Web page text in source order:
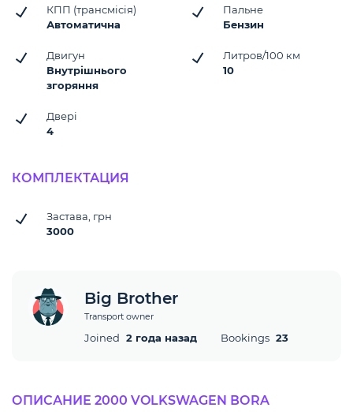
КПП (трансмісія)
Автоматична
Пальне
Бензин
Двигун
Внутрішнього
згоряння
Литров/100 км
10
Двері
4
КОМПЛЕКТАЦИЯ
Застава, грн
3000
Big Brother
Transport owner
Joined 2 года назад Bookings 23
ОПИСАНИЕ 2000 VOLKSWAGEN ВОRA